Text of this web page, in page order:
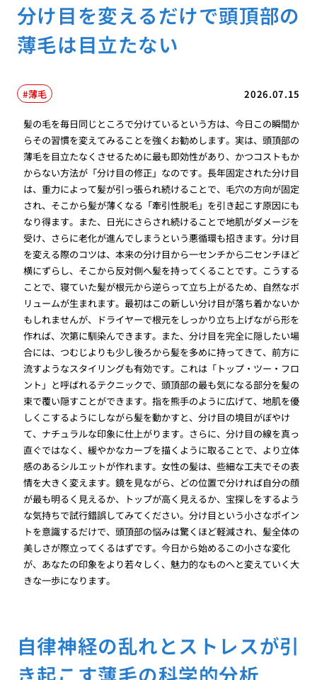
分け目を変えるだけで頭頂部の
薄毛は目立たない
2026.07.15
薄毛
髪の毛を毎日同じところで分けているという方は、今日この瞬間か
らその習慣を変えてみることを強くお勧めします。実は、頭頂部の
薄毛を目立たなくさせるために最も即効性があり、かつコストもか
からない方法が「分け目の修正」なのです。長年固定された分け目
は、重力によって髪が引っ張られ続けることで、毛穴の方向が固定
され、そこから髪が薄くなる「牽引性脱毛」を引き起こす原因にも
なり得ます。また、日光にさらされ続けることで地肌がダメージを
受け、さらに老化が進んでしまうという悪循環も招きます。分け目
を変える際のコツは、本来の分け目から一センチから二センチほど
横にずらし、そこから反対側へ髪を持ってくることです。こうする
ことで、寝ていた髪が根元から逆らって立ち上がるため、自然なボ
リュームが生まれます。最初はこの新しい分け目が落ち着かないか
もしれませんが、ドライヤーで根元をしっかり立ち上げながら形を
作れば、次第に馴染んできます。また、分け目を完全に隠したい場
合には、つむじよりも少し後ろから髪を多めに持ってきて、前方に
流すようなスタイリングも有効です。これは「トップ・ツー・フロ
ント」と呼ばれるテクニックで、頭頂部の最も気になる部分を髪の
束で覆い隠すことができます。指を熊手のように広げて、地肌を優
しくこするようにしながら髪を動かすと、分け目の境目がぼやけ
て、ナチュラルな印象に仕上がります。さらに、分け目の線を真っ
直ぐではなく、緩やかなカーブを描くように取ることで、より立体
感のあるシルエットが作れます。女性の髪は、些細な工夫でその表
情を大きく変えます。鏡を見ながら、どの位置で分ければ自分の顔
が最も明るく見えるか、トップが高く見えるか、宝探しをするよう
な気持ちで試行錯誤してみてください。分け目という小さなポイン
トを意識するだけで、頭頂部の悩みは驚くほど軽減され、髪全体の
美しさが際立ってくるはずです。今日から始めるこの小さな変化
が、あなたの印象をより若々しく、魅力的なものへと変えていく大
きな一歩になります。
自律神経の乱れとストレスが引
き起こす薄毛の科学的分析